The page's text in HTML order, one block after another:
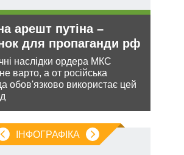
арешт путіна –
для пропаганди рф
наслідки ордера МКС
варто, а от російська
обов'язково використає цей
ІНФОГРАФІКА